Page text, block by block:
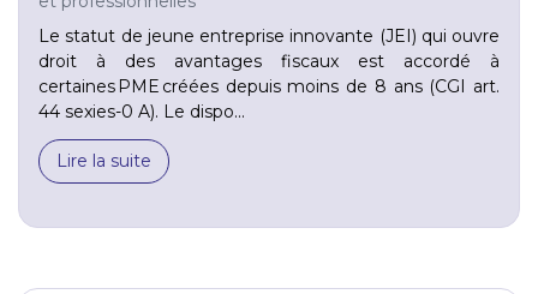
Le statut de jeune entreprise innovante (JEI) qui ouvre
droit à des avantages fiscaux est accordé à
certaines PME créées depuis moins de 8 ans (CGI art.
44 sexies-0 A). Le dispo...
Lire la suite